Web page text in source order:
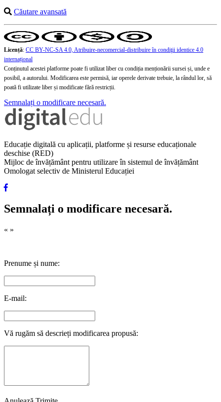
Căutare avansată
Licență: CC BY-NC-SA 4.0, Atribuire-necomercial-distribuire în condiţii identice 4.0
internațional
Conținutul acestei platforme poate fi utilizat liber cu condiția menționării sursei și, unde e
posibil, a autorului. Modificarea este permisă, iar operele derivate trebuie, la rândul lor, să
poată fi utilizate liber și modificate fără restricții.
Semnalați o modificare necesară.
Educație digitală cu aplicații, platforme și resurse educaționale
deschise (RED)
Mijloc de învățământ pentru utilizare în sistemul de învățământ
Omologat selectiv de Ministerul Educației
Semnalați o modificare necesară.
« »
Prenume și nume:
E-mail:
Vă rugăm să descrieți modificarea propusă: